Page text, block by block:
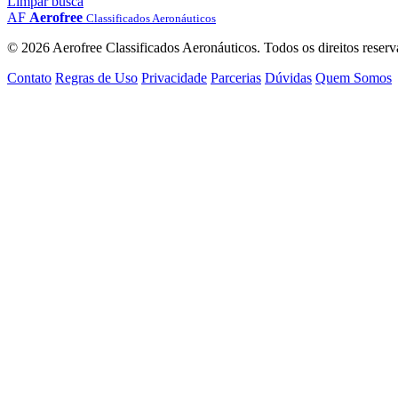
AF Aerofree Classificados Aeronáuticos
© 2026 Aerofree Classificados Aeronáuticos. Todos os direitos
Contato Regras de Uso Privacidade Parcerias Dúvidas Quem Somos